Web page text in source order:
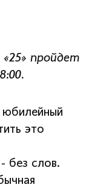
пройдет
это
без слов.